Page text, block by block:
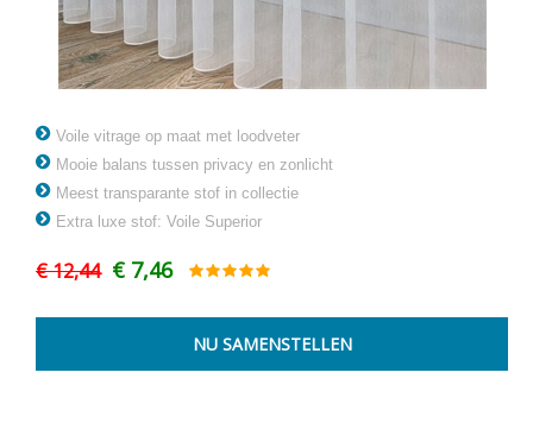
Voile vitrage op maat met loodveter
Mooie balans tussen privacy en zonlicht
Meest transparante stof in collectie
Extra luxe stof: Voile Superior
€ 12,44 € 7,46